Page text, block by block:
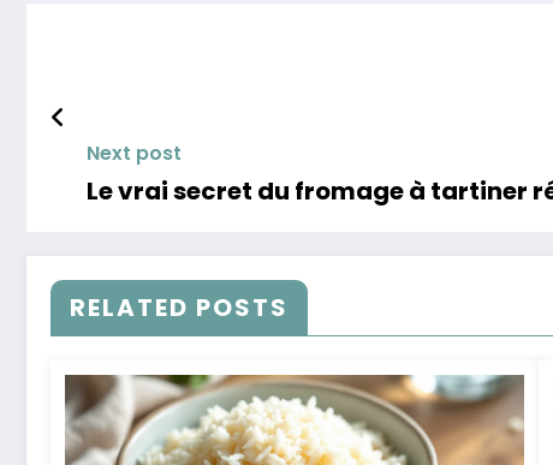
Next post
Le vrai secret du fromage à tartiner
RELATED POSTS